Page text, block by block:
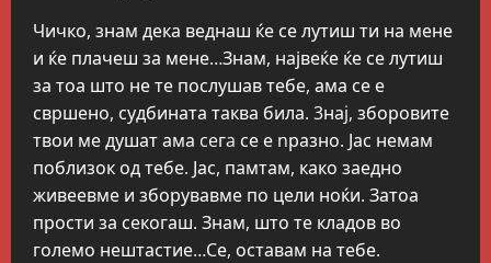
Чичко, знам дека веднаш ќе се лутиш ти на мене
и ќе плачеш за мене…Знам, највеќе ќе се лутиш
за тоа што не те послушав тебе, ама се е
свршено, судбината таква била. 3наj, зборовите
твои ме душат ама ceгa се е nразно. Јас немам
поблизок од тебе. Јас, памтам, како заедно
живеевме и зборувавме по цели ноќи. Затоа
прости за секогаш. Знам, што те кладов во
големо нештастие…Се, оставам на тебе.